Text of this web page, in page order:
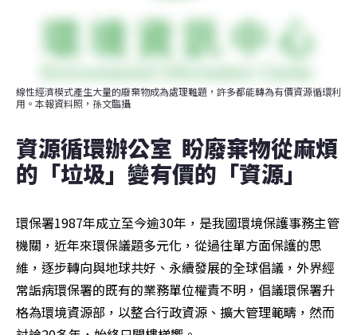
線性經濟模式產生大量的廢棄物成為處理難題，許多都能轉為有價資源循環利
用。本報資料照，孫文臨攝
資源循環辦公室  盼廢棄物從麻煩
的「垃圾」變有價的「資源」
環保署1987年成立至今逾30年，是我國環境保護事務主管
機關，近年來環保議題多元化，從過往單方面保護的思
維，逐步轉向與地球共好、永續發展的全球倡議，外界經
常詬病環保署的既有的業務單位權責不明，倡議環保署升
格為環境資源部，以整合行政資源、擴大管理範疇，然而